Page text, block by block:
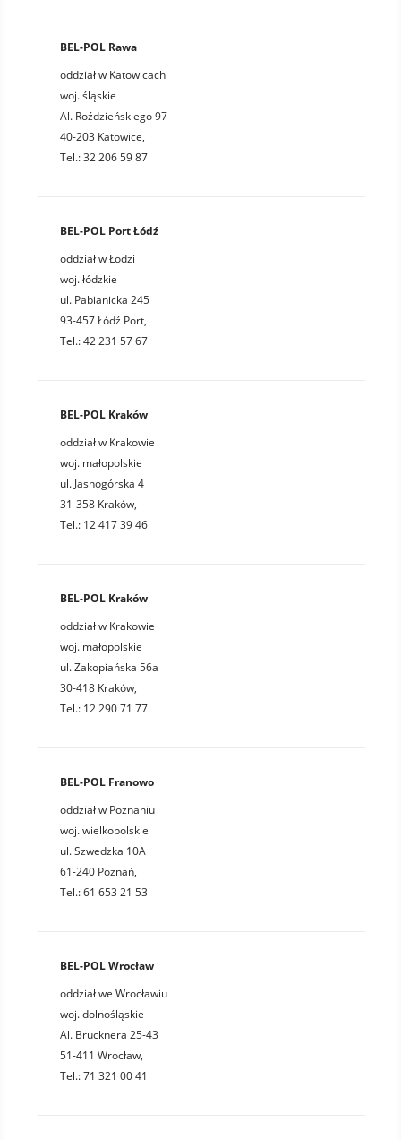
BEL-POL Rawa
oddział w Katowicach
woj. śląskie
Al. Roździeńskiego 97
40-203 Katowice,
Tel.: 32 206 59 87
BEL-POL Port Łódź
oddział w Łodzi
woj. łódzkie
ul. Pabianicka 245
93-457 Łódź Port,
Tel.: 42 231 57 67
BEL-POL Kraków
oddział w Krakowie
woj. małopolskie
ul. Jasnogórska 4
31-358 Kraków,
Tel.: 12 417 39 46
BEL-POL Kraków
oddział w Krakowie
woj. małopolskie
ul. Zakopiańska 56a
30-418 Kraków,
Tel.: 12 290 71 77
BEL-POL Franowo
oddział w Poznaniu
woj. wielkopolskie
ul. Szwedzka 10A
61-240 Poznań,
Tel.: 61 653 21 53
BEL-POL Wrocław
oddział we Wrocławiu
woj. dolnośląskie
Al. Brucknera 25-43
51-411 Wrocław,
Tel.: 71 321 00 41